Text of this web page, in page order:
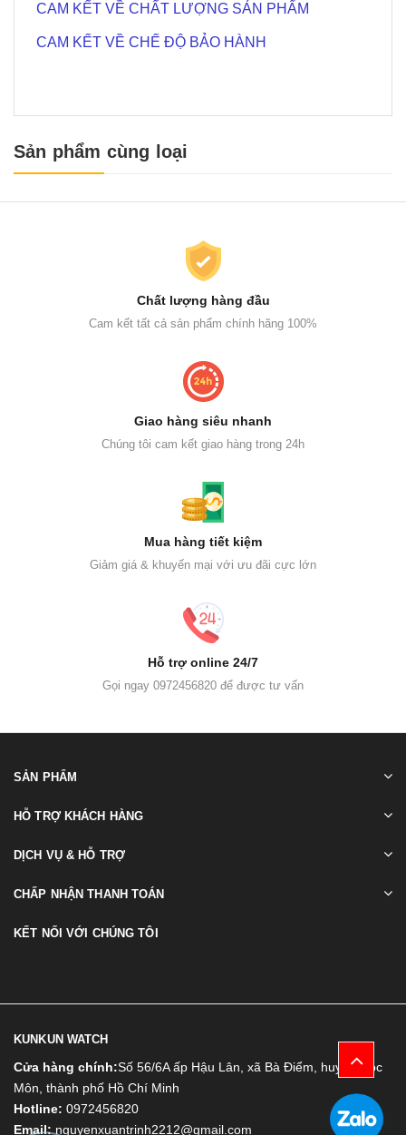
CAM KẾT VỀ CHẤT LƯỢNG SẢN PHẨM
CAM KẾT VỀ CHẾ ĐỘ BẢO HÀNH
Sản phẩm cùng loại
Chất lượng hàng đầu
Cam kết tất cả sản phẩm chính hãng 100%
Giao hàng siêu nhanh
Chúng tôi cam kết giao hàng trong 24h
Mua hàng tiết kiệm
Giảm giá & khuyến mại với ưu đãi cực lớn
Hỗ trợ online 24/7
Gọi ngay 0972456820 để được tư vấn
SẢN PHẨM
HỖ TRỢ KHÁCH HÀNG
DỊCH VỤ & HỖ TRỢ
CHẤP NHẬN THANH TOÁN
KẾT NỐI VỚI CHÚNG TÔI
KUNKUN WATCH
Cửa hàng chính:Số 56/6A ấp Hậu Lân, xã Bà Điểm, huyện Hóc
Môn, thành phố Hồ Chí Minh
Hotline: 0972456820
Email: nguyenxuantrinh2212@gmail.com